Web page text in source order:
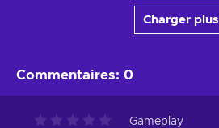
Charger plus
Commentaires: 0
Gameplay